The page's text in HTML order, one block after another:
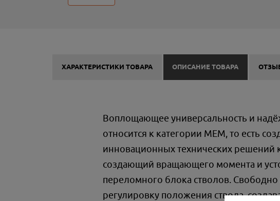
ХАРАКТЕРИСТИКИ ТОВАРА ОПИСАНИЕ ТОВАРА
Воплощающее универсальность и
относится к категории МЕМ, то есть
инновационных технических решений
создающий вращающего момента и
переломного блока стволов.
регулировку положения ствола,